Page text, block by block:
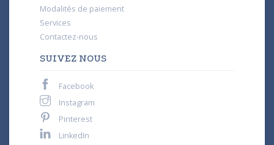
Modalités de paiement
Services
Contactez-nous
SUIVEZ NOUS
Facebook
Instagram
Pinterest
LinkedIn